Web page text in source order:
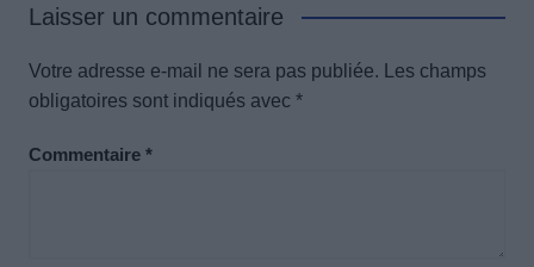
Laisser un commentaire
Votre adresse e-mail ne sera pas publiée.
Les champs
obligatoires sont indiqués avec *
Commentaire *